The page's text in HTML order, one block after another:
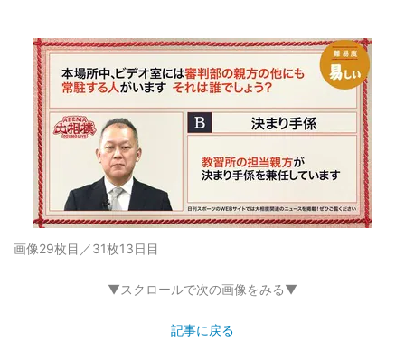
画像29枚目／31枚13日目
▼スクロールで次の画像をみる▼
記事に戻る